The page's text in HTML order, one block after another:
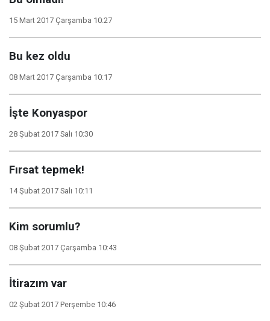
15 Mart 2017 Çarşamba 10:27
Bu kez oldu
08 Mart 2017 Çarşamba 10:17
İşte Konyaspor
28 Şubat 2017 Salı 10:30
Fırsat tepmek!
14 Şubat 2017 Salı 10:11
Kim sorumlu?
08 Şubat 2017 Çarşamba 10:43
İtirazım var
02 Şubat 2017 Perşembe 10:46